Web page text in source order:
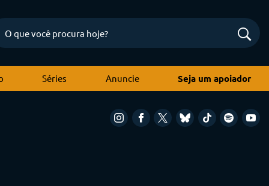
Séries Anuncie Seja um apoiador